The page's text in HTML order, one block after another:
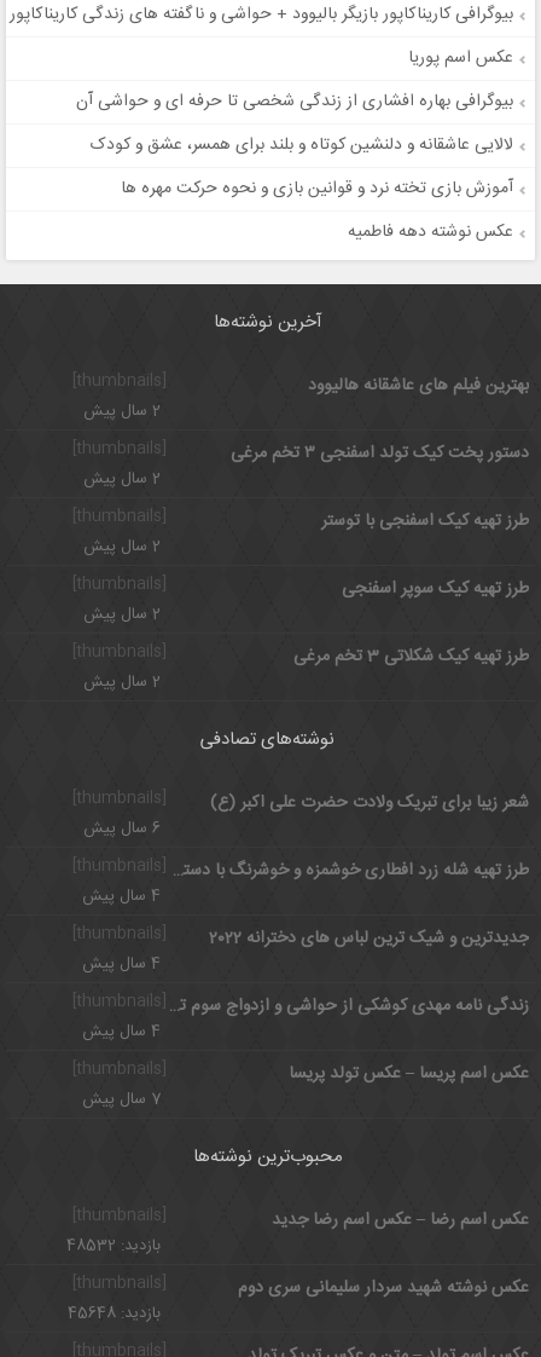
بیوگرافی کاریناکاپور بازیگر بالیوود + حواشی و ناگفته های زندگی کاریناکاپور
عکس اسم پوریا
بیوگرافی بهاره افشاری از زندگی شخصی تا حرفه ای و حواشی آن
لالایی عاشقانه و دلنشین کوتاه و بلند برای همسر، عشق و کودک
آموزش بازی تخته نرد و قوانین بازی و نحوه حرکت مهره ها
عکس نوشته دهه فاطمیه
آخرین نوشته‌ها
بهترین فیلم های عاشقانه هالیوود
2 سال پیش
[thumbnails]
دستور پخت کیک تولد اسفنجی ۳ تخم مرغی
2 سال پیش
طرز تهیه کیک اسفنجی با توستر
2 سال پیش
[thumbnails]
طرز تهیه کیک سوپر اسفنجی
2 سال پیش
طرز تهیه کیک شکلاتی 3 تخم مرغی
2 سال پیش
نوشته‌های تصادفی
[thumbnails] شعر زیبا برای تبریک ولادت حضرت علی‌ اکبر (ع)
6 سال پیش
طرز تهیه شله زرد افطاری خوشمزه و خوشرنگ با دستور ساده
4 سال پیش
[thumbnails]
جدیدترین و شیک ترین لباس های دخترانه 2022
4 سال پیش
زندگی نامه مهدی کوشکی از حواشی و ازدواج سوم تا زندگی حرفه ای
4 سال پیش
عکس اسم پریسا – عکس تولد پریسا
7 سال پیش
محبوب‌ترین نوشته‌ها
عکس اسم رضا – عکس اسم رضا جدید
بازدید: 48532
[thumbnails]
عکس نوشته شهید سردار سلیمانی سری دوم
بازدید: 45648